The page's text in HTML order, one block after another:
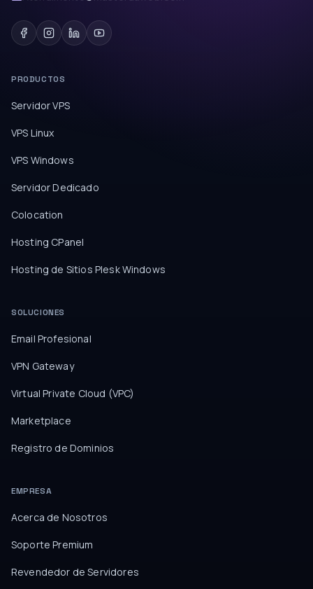
PRODUCTOS
Servidor VPS
VPS Linux
VPS Windows
Servidor Dedicado
Colocation
Hosting CPanel
Hosting de Sitios Plesk Windows
SOLUCIONES
Email Profesional
VPN Gateway
Virtual Private Cloud (VPC)
Marketplace
Registro de Dominios
EMPRESA
Acerca de Nosotros
Soporte Premium
Revendedor de Servidores